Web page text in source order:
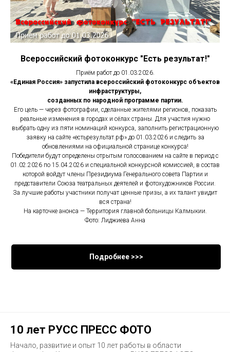
Всероссийский фотоконкурс "Есть результат!"
Приём работ до 01.03.2026.
«Единая Россия» запустила всероссийский фотоконкурс объектов
инфраструктуры,
созданных по народной программе партии.
Его цель — через фотографии, сделанные жителями регионов, показать
реальные изменения в городах и сёлах страны. Для участия нужно
выбрать одну из пяти номинаций конкурса, заполнить регистрационную
заявку на сайте «естьрезультат.рф» до 01.03.2026 и следить за
обновлениями на официальной странице конкурса!
Победители будут определены отрытым голосованием на сайте в период с
01.02.2026 по 15.04.2026 и специальной конкурсной комиссией, в состав
которой войдут члены Президиума Генерального совета Партии и
представители Союза театральных деятелей и фотохудожников России.
За лучшие работы участники получат ценные призы, а их талант увидит
вся страна!
На карточке анонса — Территория главной больницы Калмыкии.
Фото: Лиджиева Анна
Подробнее >>>
10 лет РУСС ПРЕСС ФОТО
Начало, развитие и опыт 10 лет работы в области